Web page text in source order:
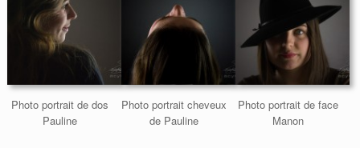
Photo portrait de dos
Pauline
Photo portrait cheveux
de Pauline
Photo portrait de face
Manon